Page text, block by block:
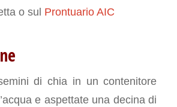
o sul Prontuario AIC
di chia in un contenitore
e aspettate una decina di